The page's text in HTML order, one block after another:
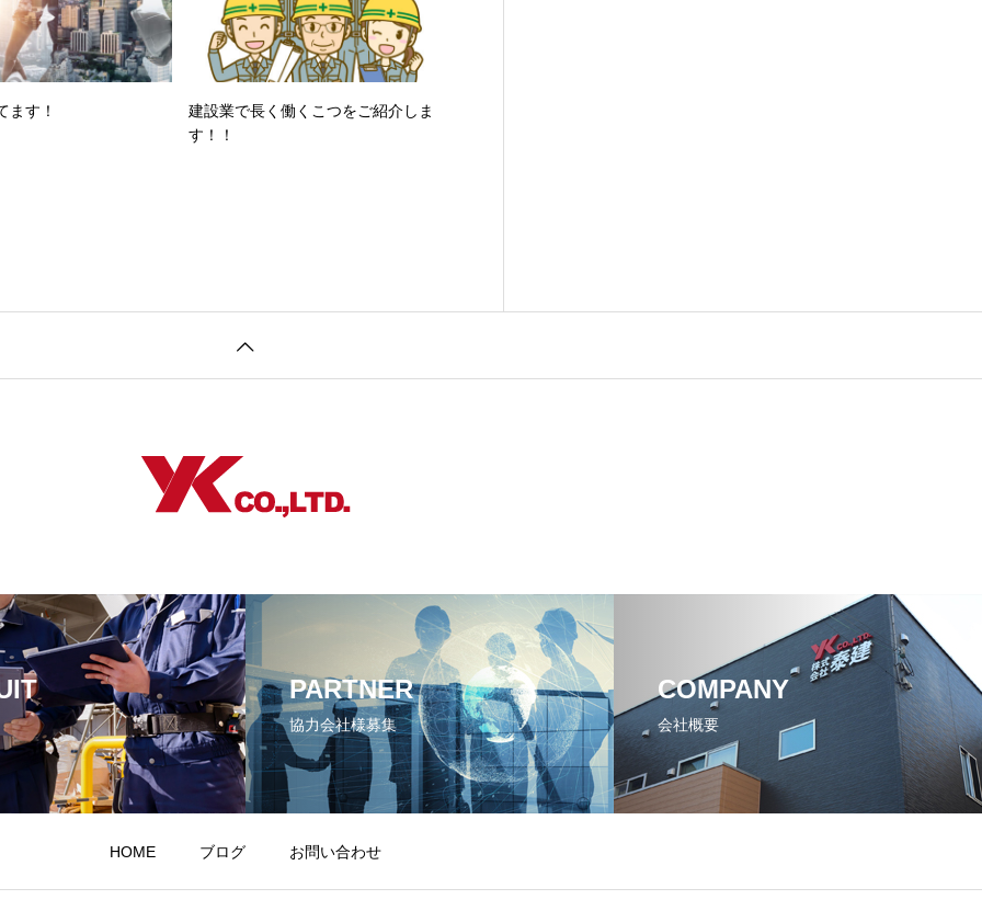
ます！
建設業で長く働くこつをご紹介しま
す！！
PARTNER
協力会社様募集
COMPANY
会社概要
HOME ブログ お問い合わせ